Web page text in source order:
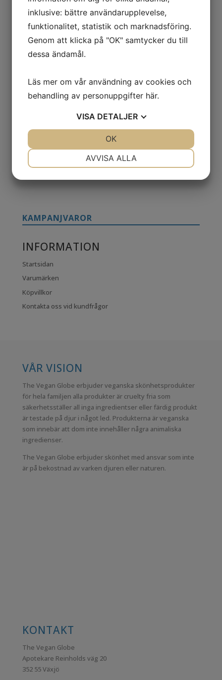
Loelle Ekologisk 100% Arganolja 30ml
ursprungliga
priset
var:
106,00kr.
nuvarande
är:
69,00kr.
Märke:Loelle
KAMPANJVAROR
INFORMATION
Startsidan
Varumärken
Köpvillkor
Kontakta oss vid kundfrågor
VÅR VISION
The Vegan Globe erbjuder veganska skönhetsprodukter
för hela familjen alla produkter är cruelty fria som
säkerhetsställer all inga ingredientser eller färdig produkt
är testade på djur i något led. Produkterna är veganska
som innebär att dom inte innehåller några animaliska
ingredienser.
The Vegan Globe erbjuder skönhet med ansvar som inte
är på bekostnad av varken djuren eller naturen.
KONTAKT
The Vegan Globe
Apotekare Reinholds väg 20
352 55 Växjö
inklusive: bättre användarupplevelse,
funktionalitet, statistik och marknadsföring.
Genom att klicka på "OK" samtycker du till
dessa ändamål.
Läs mer om vår användning av cookies och
behandling av personuppgifter här.
VISA DETALJER
AVVISA ALLA
OK